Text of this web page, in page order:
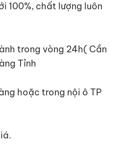
100%, chất lượng luôn
trong vòng 24h( Cần
Tỉnh
hoặc trong nội ô TP